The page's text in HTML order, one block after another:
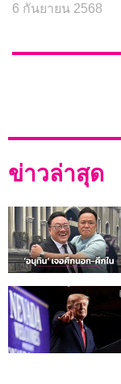
6 กันยายน 2568
ข่าวล่าสุด